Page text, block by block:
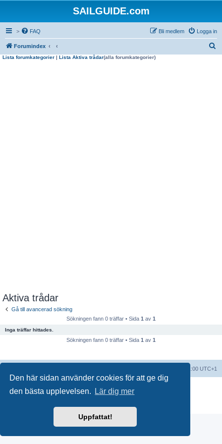
Den här sidan använder cookies för att ge dig
den bästa upplevelsen.
Lär dig mer
Uppfattat!
SAILGUIDE.com
> FAQ Logga in
Bli medlem
Forumindex
Lista forumkategorier | Lista Aktiva trådar(alla forumkategorier)
Aktiva trådar
Gå till avancerad sökning
Sökningen fann 0 träffar • Sida 1 av 1
Inga träffar hittades.
Sökningen fann 0 träffar • Sida 1 av 1
Alla tidsangivelser är UTC+01:00 UTC+1
Swedish translation byphpBB Sweden